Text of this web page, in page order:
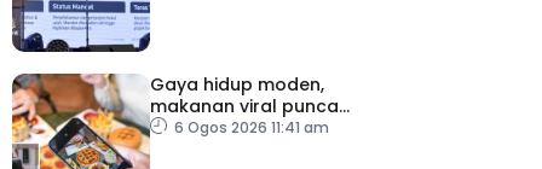
Gaya hidup moden,
makanan viral punca
kolesterol tinggi, penyakit
6 Ogos 2026 11:41 am